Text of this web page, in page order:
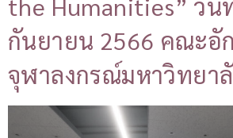
กันยายน 2566 คณะอั
จุฬาลงกรณ์มหาวิทยา